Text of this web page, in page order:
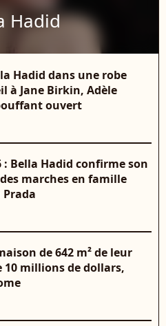
Hadid
Hadid dans une robe
à Jane Birkin, Adèle
ouvert
: Bella Hadid confirme son
marches en famille
de 642 m² de leur
10 millions de dollars,